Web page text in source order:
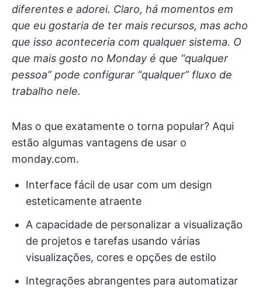
diferentes e adorei. Claro, há momentos em
que eu gostaria de ter mais recursos, mas acho
que isso aconteceria com qualquer sistema. O
que mais gosto no Monday é que “qualquer
pessoa” pode configurar “qualquer” fluxo de
trabalho nele.
Mas o que exatamente o torna popular? Aqui
estão algumas vantagens de usar o
monday.com.
Interface fácil de usar com um design
esteticamente atraente
A capacidade de personalizar a visualização
de projetos e tarefas usando várias
visualizações, cores e opções de estilo
Integrações abrangentes para automatizar